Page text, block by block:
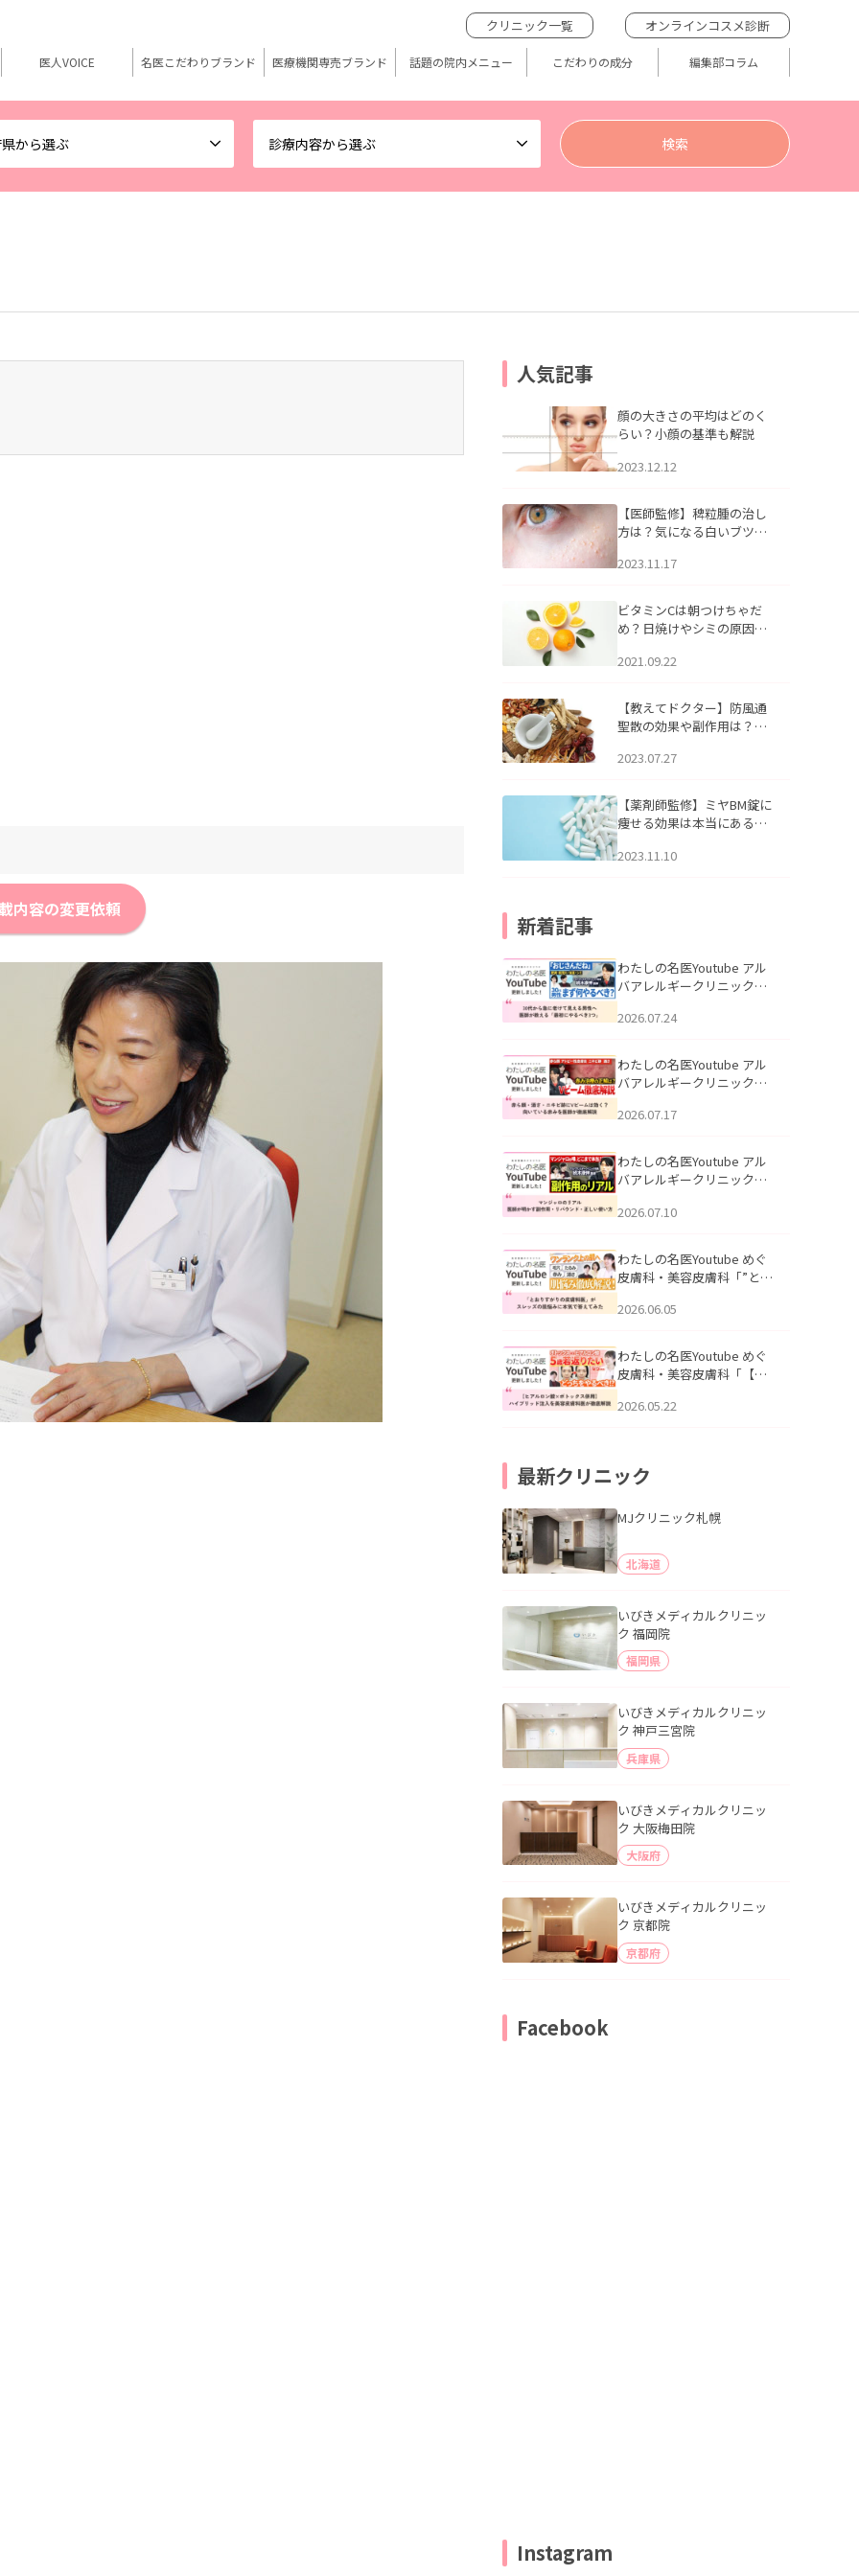
から選ぶ 診療内容から選ぶ
クリニック一覧 オンラインコスメ診断
医人VOICE 名医こだわりブランド 医療機関専売ブランド 話題の院内メニュー こだわりの成分 編集部コラム
内容の変更依頼
人気記事
顔の大きさの平均はどのく
らい？小顔の基準も解説
2023.12.12
【医師監修】稗粒腫の治し
方は？気になる白いブツブ
アについて
2023.11.17
ビタミンCは朝つけちゃだ
め？日焼けやシミの原因に
2021.09.22
【教えてドクター】防風通
聖散の効果や副作用は？長
2023.07.27
【薬剤師監修】ミヤBM錠に
痩せる効果は本当にある
2023.11.10
新着記事
わたしの名医Youtube アル
バアレルギークリニック札
える男性へ｜医師が教える
公開いたしました。
2026.07.24
わたしの名医Youtube アル
バアレルギークリニック札
跡にVビームは効く？向いて
説」を公開いたしました。
2026.07.17
わたしの名医Youtube アル
バアレルギークリニック札
医師が明かす副作用・リバ
公開いたしました。
2026.07.10
わたしの名医Youtube めぐ
皮膚科・美容皮膚科「”とお
ッズの肌悩みに本気で答え
た。
2026.06.05
わたしの名医Youtube めぐ
皮膚科・美容皮膚科「【ヒ
用】ハイブリッド注入を美
2026.05.22
最新クリニック
MJクリニック札幌
北海道
いびきメディカルクリニッ
ク 福岡院
福岡県
いびきメディカルクリニッ
ク 神戸三宮院
兵庫県
いびきメディカルクリニッ
ク 大阪梅田院
大阪府
いびきメディカルクリニッ
ク 京都院
京都府
Facebook
Instagram